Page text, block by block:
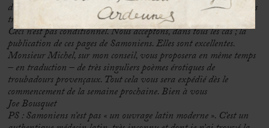
directement – après publication – le prix correspondant aux pages
traduites. La préface, dont je me charge, serait réglée à part.
Ceci n’est pas conditionnel. Nous acceptons, dans tous les cas ; la
publication de ces pages de Samoniens. Elles sont excellentes.
Monsieur Michel, sur mon conseil, vous proposera en même temps
– en traduction – de très singuliers poèmes érotiques de
troubadours provençaux. Tout cela vous sera expédié dès le
commencement de la semaine prochaine. Bien à vous
Joe Bousquet
PS : Samoniens n’est pas « un ouvrage latin moderne ». C’est un